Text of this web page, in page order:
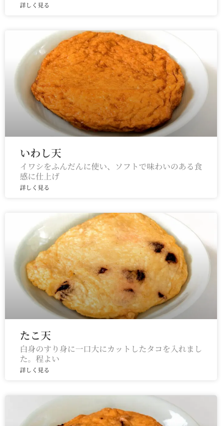
詳しく見る
いわし天
イワシをふんだんに使い、ソフトで味わいのある食
感に仕上げ
詳しく見る
たこ天
白身のすり身に一口大にカットしたタコを入れまし
た。程よい
詳しく見る